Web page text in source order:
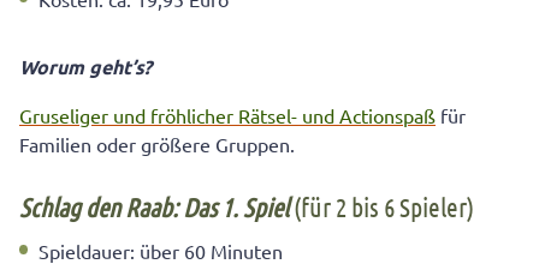
Worum geht’s?
Gruseliger und fröhlicher Rätsel- und Actionspaß für
Familien oder größere Gruppen.
Schlag den Raab: Das 1. Spiel(für 2 bis 6 Spieler)
Spieldauer: über 60 Minuten